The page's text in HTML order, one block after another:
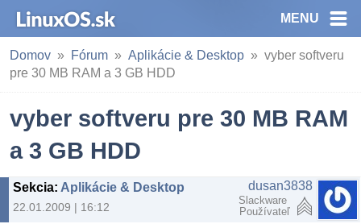
MENU
Domov Fórum Aplikácie & Desktop
vyber softveru
pre 30 MB RAM a 3 GB HDD
vyber softveru pre 30 MB RAM
a 3 GB HDD
Sekcia: Aplikácie & Desktop
22.01.2009 | 16:12
dusan3838
Slackware
Používateľ